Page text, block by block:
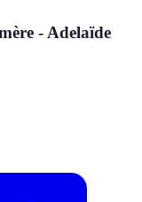
- Adelaïde